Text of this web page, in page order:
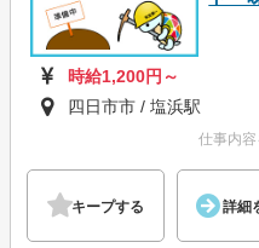
時給1,200円～
四日市市 / 塩浜駅
仕事内
キープする 詳細